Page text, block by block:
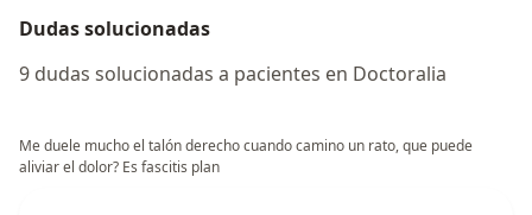
Dudas solucionadas
9 dudas solucionadas a pacientes en Doctoralia
Me duele mucho el talón derecho cuando camino un rato, que puede
aliviar el dolor? Es fascitis plan